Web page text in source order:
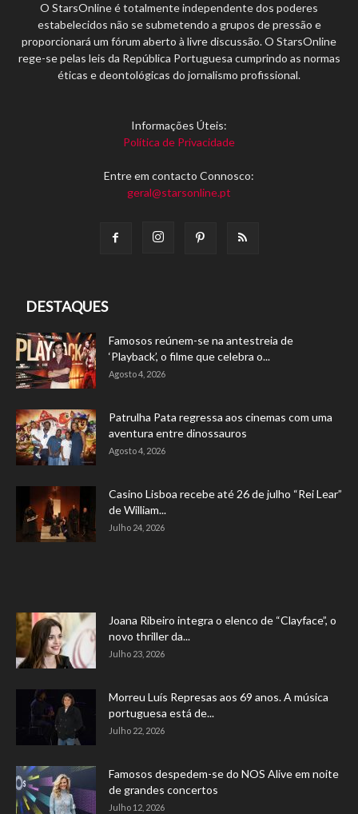
O StarsOnline é totalmente independente dos poderes
estabelecidos não se submetendo a grupos de pressão e
proporcionará um fórum aberto à livre discussão. O StarsOnline
rege-se pelas leis da República Portuguesa cumprindo as normas
éticas e deontológicas do jornalismo profissional.
Informações Úteis:
Política de Privacidade
Entre em contacto Connosco:
geral@starsonline.pt
DESTAQUES
Famosos reúnem-se na antestreia de
‘Playback’, o filme que celebra o...
Agosto 4, 2026
Patrulha Pata regressa aos cinemas com uma
aventura entre dinossauros
Agosto 4, 2026
Casino Lisboa recebe até 26 de julho “Rei Lear”
de William...
Julho 24, 2026
Joana Ribeiro integra o elenco de “Clayface”, o
novo thriller da...
Julho 23, 2026
Morreu Luís Represas aos 69 anos. A música
portuguesa está de...
Julho 22, 2026
Famosos despedem-se do NOS Alive em noite
de grandes concertos
Julho 12, 2026